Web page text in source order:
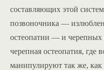
составляющих этой
позвоночника —
остеопатии — и черепных
черепная остеопатия, где
манипулируют так же,